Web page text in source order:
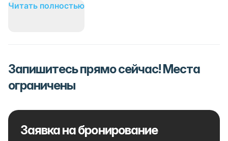
Читать полностью
Запишитесь прямо сейчас! Места
ограничены
Заявка на бронирование